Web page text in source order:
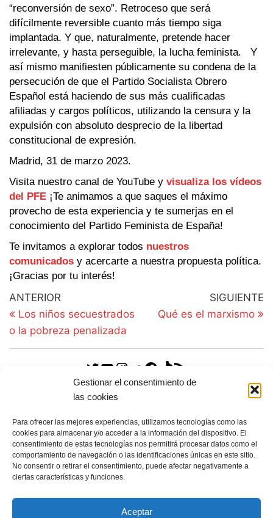
Gestionar el consentimiento de
las cookies
Para ofrecer las mejores experiencias, utilizamos tecnologías como las
cookies para almacenar y/o acceder a la información del dispositivo. El
consentimiento de estas tecnologías nos permitirá procesar datos como el
comportamiento de navegación o las identificaciones únicas en este sitio.
No consentir o retirar el consentimiento, puede afectar negativamente a
ciertas características y funciones.
Aceptar
“reconversión de sexo”. Retroceso que será
difícilmente reversible cuanto más tiempo siga
implantada. Y que, naturalmente, pretende hacer
irrelevante, y hasta perseguible, la lucha feminista. Y
así mismo manifiesten públicamente su condena de la
persecución de que el Partido Socialista Obrero
Español está haciendo de sus más cualificadas
afiliadas y cargos políticos, utilizando la censura y la
expulsión con absoluto desprecio de la libertad
constitucional de expresión.
Madrid, 31 de marzo 2023.
Visita nuestro canal de YouTube y visualiza los vídeos
del PFE ¡Te animamos a que saques el máximo
provecho de esta experiencia y te sumerjas en el
conocimiento del Partido Feminista de España!
Te invitamos a explorar todos nuestros
comunicados y acercarte a nuestra propuesta política.
¡Gracias por tu interés!
ANTERIOR
Los niños secuestrados
o la pobreza penalizada
SIGUIENTE
Qué es el marxismo
Documentos
Artículos
Comunicados